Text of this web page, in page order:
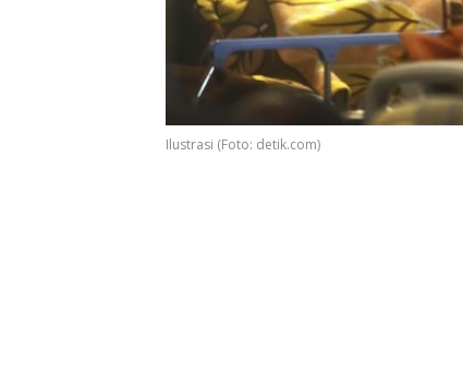
Ilustrasi (Foto: detik.com)